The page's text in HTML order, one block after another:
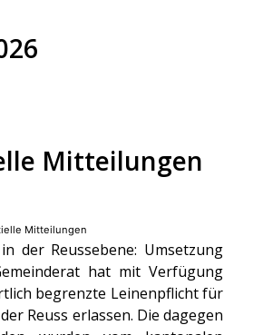
Mitteilungen
Mitteilungen
der Reussebene: Umsetzung
hat mit Verfügung
begrenzte Leinenpflicht für
Reuss erlassen. Die dagegen